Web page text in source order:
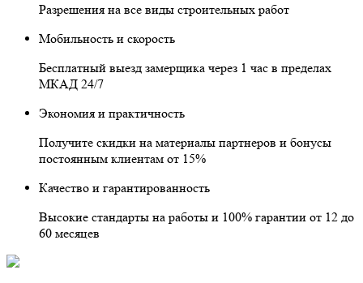
Разрешения на все виды строительных работ
Мобильность и скорость
Бесплатный выезд замерщика через 1 час в пределах
МКАД 24/7
Экономия и практичность
Получите скидки на материалы партнеров и бонусы
постоянным клиентам от 15%
Качество и гарантированность
Высокие стандарты на работы и 100% гарантии от 12 до
60 месяцев